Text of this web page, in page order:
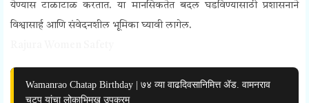
येण्यास टाळाटाळ करतात. या मानसिकतेत बदल घडविण्यासाठी प्रशासनाने
विश्वासार्ह आणि संवेदनशील भूमिका घ्यावी लागेल.
Wamanrao Chatap Birthday | ७४ व्या वाढदिवसानिमित्त ॲड. वामनराव
चटप यांचा लोकाभिमुख उपक्रम